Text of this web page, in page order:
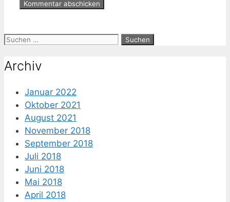
Suche
Archiv
Januar 2022
Oktober 2021
August 2021
November 2018
September 2018
Juli 2018
Juni 2018
Mai 2018
April 2018